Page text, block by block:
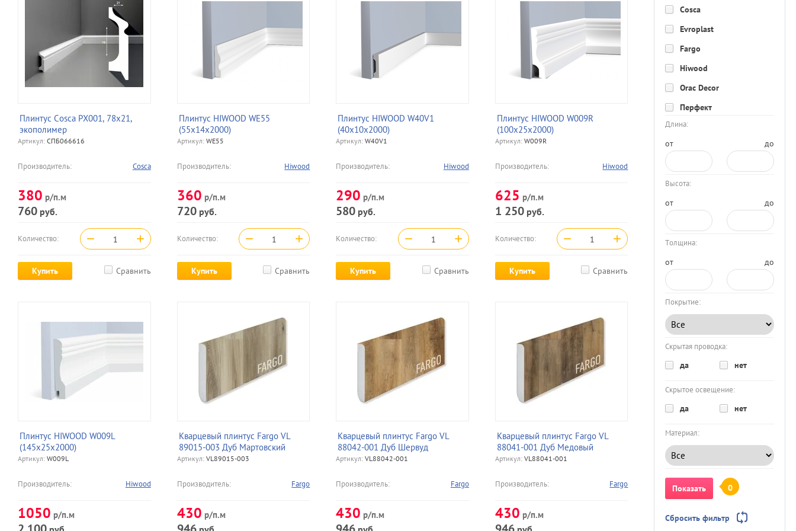
Cosca
Evroplast
Fargo
Hiwood
Orac Decor
Перфект
Длина:
от до
Высота:
от до
Толщина:
от до
Покрытие:
Скрытая проводка:
да нет
Скрытое освещение:
да нет
Материал:
Показать 0
Сбросить фильтр
Плинтус Cosca PX001, 78х21,
экополимер
Артикул: СПБ066616
Производитель: Cosca
380 р/п.м
760 руб.
Количество: − +
Купить Сравнить
Плинтус HIWOOD WE55
(55х14х2000)
Артикул:WE55
Производитель: Hiwood
360 р/п.м
720руб.
Количество: − +
Купить Сравнить
Плинтус HIWOOD W40V1
(40х10х2000)
Артикул: W40V1
Производитель: Hiwood
290 р/п.м
580 руб.
Количество: − +
Купить Сравнить
Плинтус HIWOOD W009R
(100х25х2000)
Артикул:W009R
Производитель: Hiwood
625 р/п.м
1 250руб.
Количество: − +
Купить Сравнить
Плинтус HIWOOD W009L
(145х25х2000)
Артикул: W009L
Производитель: Hiwood
1050 р/п.м
Кварцевый плинтус Fargo VL
89015-003 Дуб Мартовский
Артикул:VL89015-003
Производитель: Fargo
430 р/п.м
Кварцевый плинтус Fargo VL
88042-001 Дуб Шервуд
Артикул: VL88042-001
Производитель: Fargo
430 р/п.м
Кварцевый плинтус Fargo VL
88041-001 Дуб Медовый
Артикул:VL88041-001
Производитель: Fargo
430 р/п.м